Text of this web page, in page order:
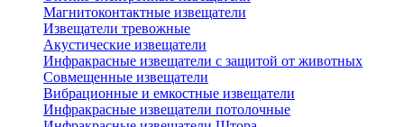
Магнитоконтактные извещатели
Извещатели тревожные
Акустические извещатели
Инфракрасные извещатели с защитой от животных
Совмещенные извещатели
Вибрационные и емкостные извещатели
Инфракрасные извещатели потолочные